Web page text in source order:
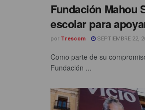
Fundación Mahou
escolar para
por Trescom SEPTIEMBRE 22,
Como parte de su
Fundación ...